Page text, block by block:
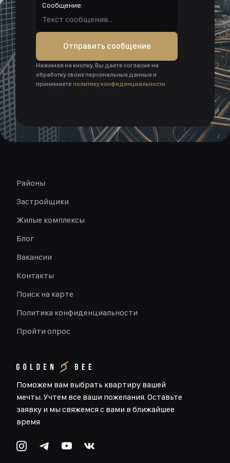
Сообщение:
Отправить сообщение
Нажимая на кнопку, Вы даете согласие на
обработку своих персональных данных и
принимаете политику конфиденциальности
Поможем вам выбрать квартиру вашей
мечты. Учтем все ваши пожелания. Оставьте
заявку и мы свяжемся с вами в ближайшее
время
Районы
Застройщики
Жилые комплексы
Блог
Вакансии
Контакты
Поиск на карте
Политика конфиденциальности
Пройти опрос